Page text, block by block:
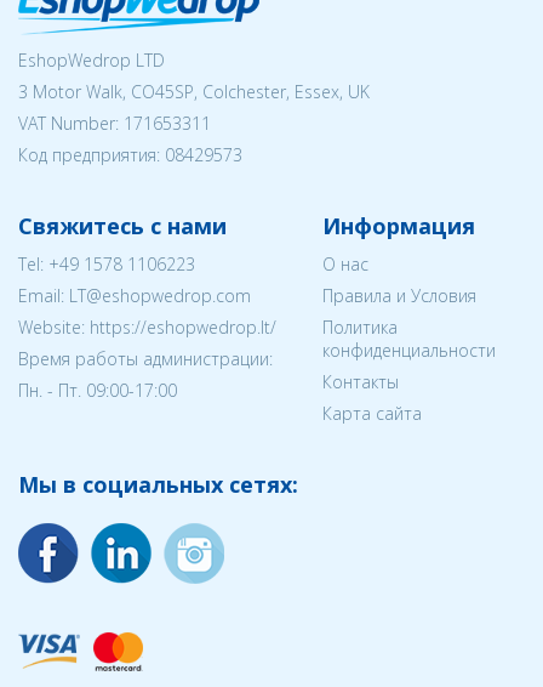
EshopWedrop LTD
3 Motor Walk, CO45SP, Colchester, Essex, UK
VAT Number: 171653311
Код предприятия: 08429573
Свяжитесь с нами
Tel: +49 1578 1106223
Email: LT@eshopwedrop.com
Website: https://eshopwedrop.lt/
Время работы администрации:
Пн. - Пт. 09:00-17:00
Информация
О нас
Правила и Условия
Политика
конфиденциальности
Контакты
Карта сайта
Мы в социальных сетях: